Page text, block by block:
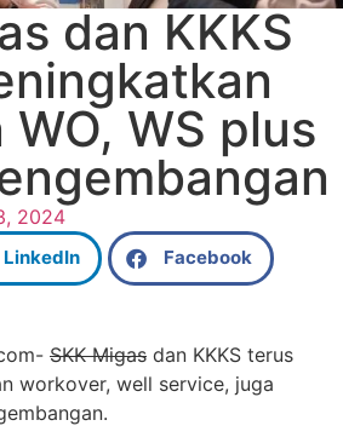
dan KKKS
WS plus
2024
LinkedIn Facebook
SKK Migas dan KKKS terus
workover, well service, juga